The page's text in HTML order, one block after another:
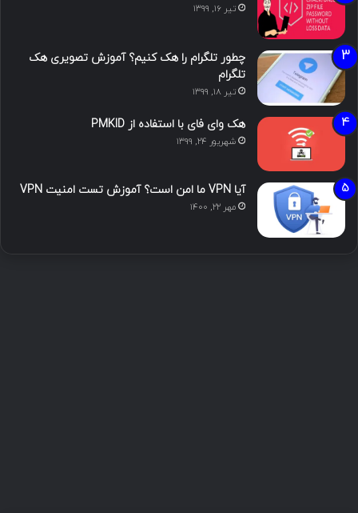
تیر ۱۶, ۱۳۹۹
چطور تلگرام را هک کنیم؟ آموزش تصویری هک
تلگرام
تیر ۱۸, ۱۳۹۹
هک وای فای با استفاده از PMKID
شهریور ۲۴, ۱۳۹۹
آیا VPN ما امن است؟ آموزش تست امنیت VPN
مهر ۲۲, ۱۴۰۰